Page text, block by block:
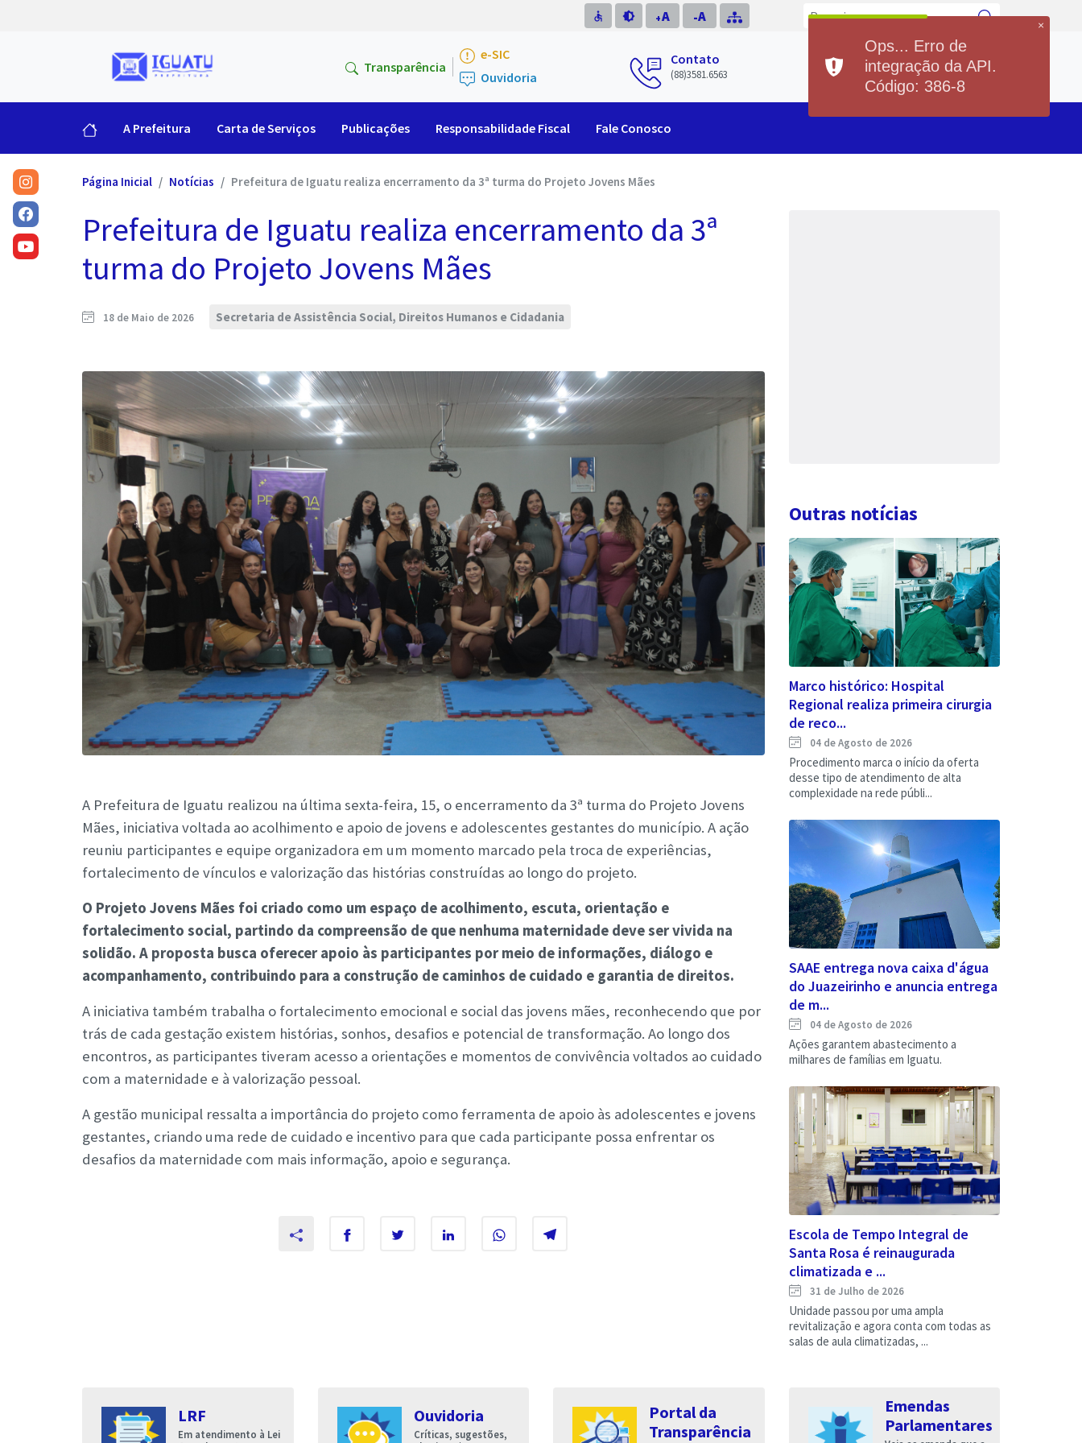
accessible brightness_medium A
+ A
-
Transparência
e-SIC
Ouvidoria
Contato
(88)3581.6563
Previsão do Tempo
Hoje
Min20°Max37°
Sábado
Min 20°
A Prefeitura Carta de Serviços Publicações Responsabilidade Fiscal Fale Conosco
Página Inicial Notícias Prefeitura de Iguatu realiza encerramento da 3ª turma do Projeto Jovens Mães
Prefeitura de Iguatu realiza encerramento da 3ª
turma do Projeto Jovens Mães
18 de Maio de 2026 Secretaria de Assistência Social, Direitos Humanos e Cidadania
A Prefeitura de Iguatu realizou na última sexta-feira, 15, o encerramento da 3ª turma do Projeto Jovens
Mães, iniciativa voltada ao acolhimento e apoio de jovens e adolescentes gestantes do município. A ação
reuniu participantes e equipe organizadora em um momento marcado pela troca de experiências,
fortalecimento de vínculos e valorização das histórias construídas ao longo do projeto.
O Projeto Jovens Mães foi criado como um espaço de acolhimento, escuta, orientação e
fortalecimento social, partindo da compreensão de que nenhuma maternidade deve ser vivida na
solidão. A proposta busca oferecer apoio às participantes por meio de informações, diálogo e
acompanhamento, contribuindo para a construção de caminhos de cuidado e garantia de direitos.
A iniciativa também trabalha o fortalecimento emocional e social das jovens mães, reconhecendo que por
trás de cada gestação existem histórias, sonhos, desafios e potencial de transformação. Ao longo dos
encontros, as participantes tiveram acesso a orientações e momentos de convivência voltados ao cuidado
com a maternidade e à valorização pessoal.
A gestão municipal ressalta a importância do projeto como ferramenta de apoio às adolescentes e jovens
gestantes, criando uma rede de cuidado e incentivo para que cada participante possa enfrentar os
desafios da maternidade com mais informação, apoio e segurança.
Outras notícias
Marco histórico: Hospital
Regional realiza primeira cirurgia
de reco...
04 de Agosto de 2026
Procedimento marca o início da oferta
desse tipo de atendimento de alta
complexidade na rede públi...
SAAE entrega nova caixa d'água
do Juazeirinho e anuncia entrega
de m...
04 de Agosto de 2026
Ações garantem abastecimento a
milhares de famílias em Iguatu.
Escola de Tempo Integral de
Santa Rosa é reinaugurada
climatizada e ...
31 de Julho de 2026
Unidade passou por uma ampla
revitalização e agora conta com todas as
salas de aula climatizadas, ...
LRF
Em atendimento à Lei
Ouvidoria
Críticas, sugestões,
Portal da
Transparência
Emendas
Parlamentares
×
Ops... Erro de
integração da API.
Código: 386-8